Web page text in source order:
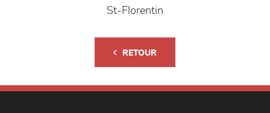
St-Florentin
RETOUR